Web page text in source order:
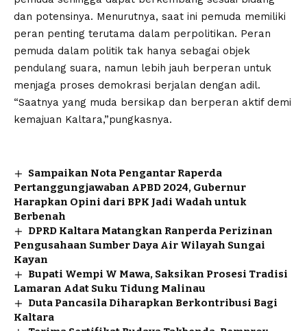
dan potensinya. Menurutnya, saat ini pemuda memiliki
peran penting terutama dalam perpolitikan. Peran
pemuda dalam politik tak hanya sebagai objek
pendulang suara, namun lebih jauh berperan untuk
menjaga proses demokrasi berjalan dengan adil.
“Saatnya yang muda bersikap dan berperan aktif demi
kemajuan Kaltara,”pungkasnya.
Sampaikan Nota Pengantar Raperda
Pertanggungjawaban APBD 2024, Gubernur
Harapkan Opini dari BPK Jadi Wadah untuk
Berbenah
DPRD Kaltara Matangkan Ranperda Perizinan
Pengusahaan Sumber Daya Air Wilayah Sungai
Kayan
Bupati Wempi W Mawa, Saksikan Prosesi Tradisi
Lamaran Adat Suku Tidung Malinau
Duta Pancasila Diharapkan Berkontribusi Bagi
Kaltara